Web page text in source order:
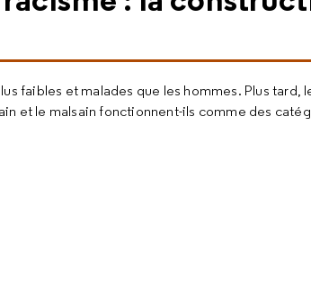
faibles et malades que les hommes. Plus tard,
et le malsain fonctionnent-ils comme des